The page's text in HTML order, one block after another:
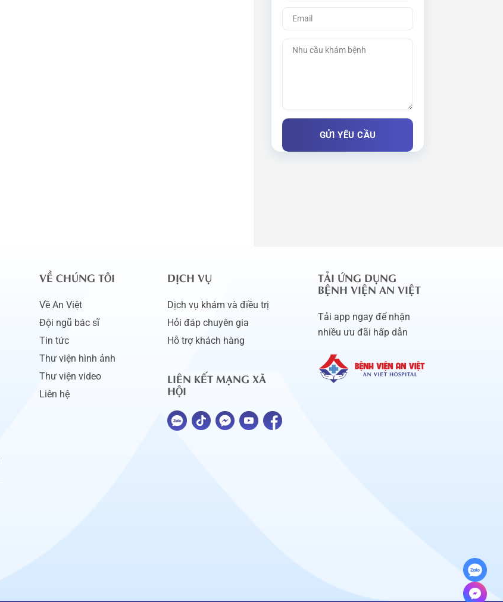
VỀ CHÚNG TÔI
Về An Việt
Đội ngũ bác sĩ
Tin tức
Thư viện hình ảnh
Thư viện video
Liên hệ
DỊCH VỤ
Dịch vụ khám và điều trị
Hỏi đáp chuyên gia
Hỗ trợ khách hàng
LIÊN KẾT MẠNG XÃ
HỘI
TẢI ỨNG DỤNG
BỆNH VIỆN AN VIỆT
Tải app ngay để nhận
nhiều ưu đãi hấp dẫn